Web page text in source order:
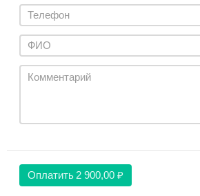
Оплатить 2 900,00 ₽